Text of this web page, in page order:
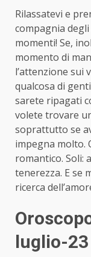
Rilassatevi e
compagnia
momenti! Se,
momento di
l’attenzione sui
qualcosa di
sarete ripagati
volete trovare
soprattutto se
impegna molto.
romantico. Soli:
tenerezza. E se
ricerca
luglio-